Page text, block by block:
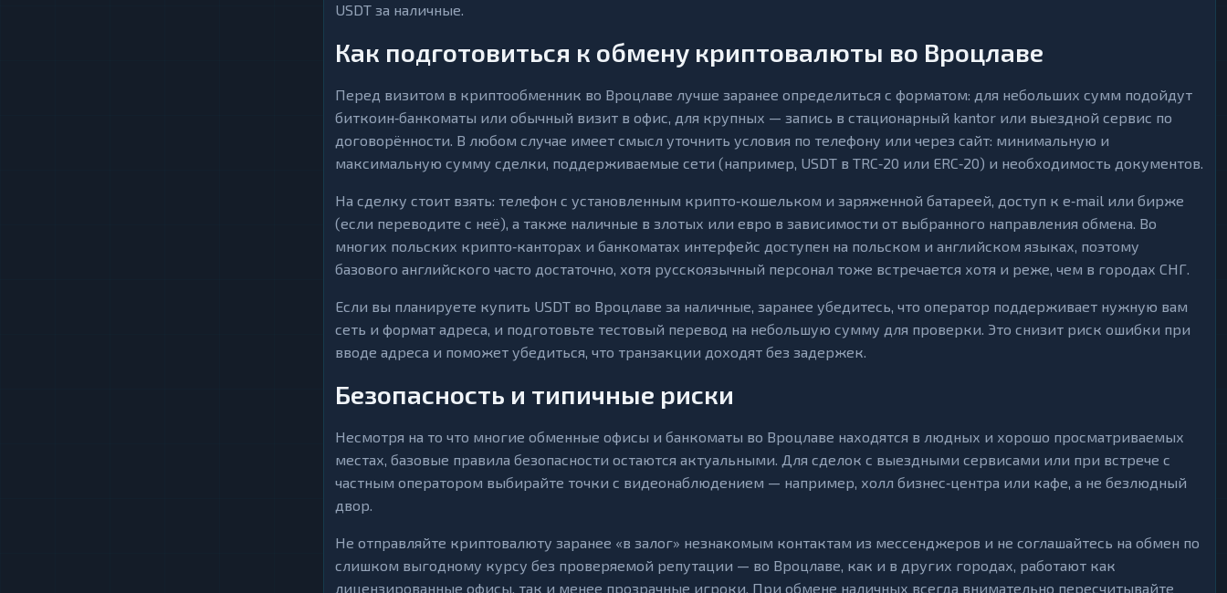
USDT за наличные.
Как подготовиться к обмену криптовалюты во Вроцлаве
Перед визитом в криптообменник во Вроцлаве лучше заранее определиться с форматом: для небольших сумм подойдут
биткоин‑банкоматы или обычный визит в офис, для крупных — запись в стационарный kantor или выездной сервис по
договорённости. В любом случае имеет смысл уточнить условия по телефону или через сайт: минимальную и
максимальную сумму сделки, поддерживаемые сети (например, USDT в TRC‑20 или ERC‑20) и необходимость документов.
На сделку стоит взять: телефон с установленным крипто‑кошельком и заряженной батареей, доступ к e‑mail или бирже
(если переводите с неё), а также наличные в злотых или евро в зависимости от выбранного направления обмена. Во
многих польских крипто‑канторах и банкоматах интерфейс доступен на польском и английском языках, поэтому
базового английского часто достаточно, хотя русскоязычный персонал тоже встречается хотя и реже, чем в городах СНГ.
Если вы планируете купить USDT во Вроцлаве за наличные, заранее убедитесь, что оператор поддерживает нужную вам
сеть и формат адреса, и подготовьте тестовый перевод на небольшую сумму для проверки. Это снизит риск ошибки при
вводе адреса и поможет убедиться, что транзакции доходят без задержек.
Безопасность и типичные риски
Несмотря на то что многие обменные офисы и банкоматы во Вроцлаве находятся в людных и хорошо просматриваемых
местах, базовые правила безопасности остаются актуальными. Для сделок с выездными сервисами или при встрече с
частным оператором выбирайте точки с видеонаблюдением — например, холл бизнес‑центра или кафе, а не безлюдный
двор.
Не отправляйте криптовалюту заранее «в залог» незнакомым контактам из мессенджеров и не соглашайтесь на обмен по
слишком выгодному курсу без проверяемой репутации — во Вроцлаве, как и в других городах, работают как
лицензированные офисы, так и менее прозрачные игроки. При обмене наличных всегда внимательно пересчитывайте